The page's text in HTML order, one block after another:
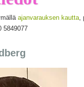
ajanvarauksen kautta,
5849077